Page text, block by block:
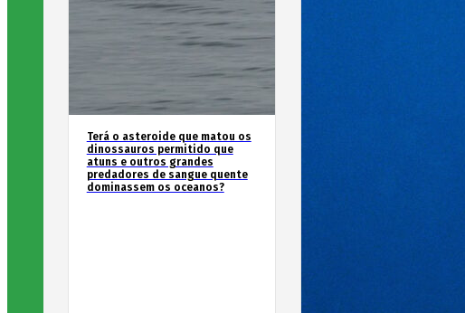
Terá o asteroide que matou os
dinossauros permitido que
atuns e outros grandes
predadores de sangue quente
dominassem os oceanos?